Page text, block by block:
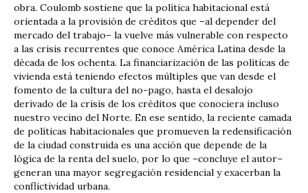
obra. Coulomb sostiene que la política habitacional está
orientada a la provisión de créditos que –al depender del
mercado del trabajo– la vuelve más vulnerable con respecto
a las crisis recurrentes que conoce América Latina desde la
década de los ochenta. La financiarización de las políticas de
vivienda está teniendo efectos múltiples que van desde el
fomento de la cultura del no-pago, hasta el desalojo
derivado de la crisis de los créditos que conociera incluso
nuestro vecino del Norte. En ese sentido, la reciente camada
de políticas habitacionales que promueven la redensificación
de la ciudad construida es una acción que depende de la
lógica de la renta del suelo, por lo que –concluye el autor–
generan una mayor segregación residencial y exacerban la
conflictividad urbana.